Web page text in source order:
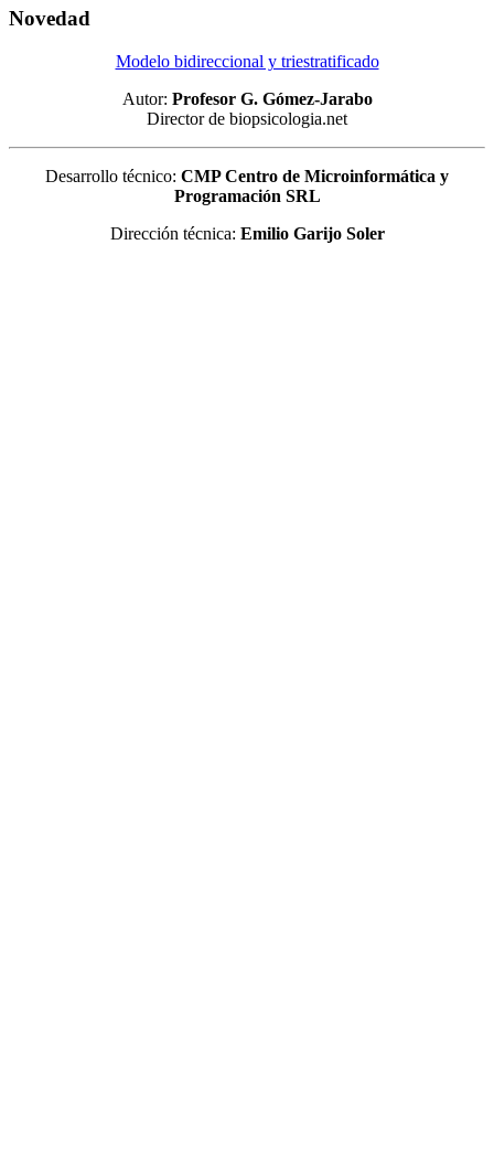
Novedad
Modelo bidireccional y triestratificado
Autor: Profesor G. Gómez-Jarabo
Director de biopsicologia.net
Desarrollo técnico: CMP Centro de Microinformática y
Programación SRL
Dirección técnica: Emilio Garijo Soler